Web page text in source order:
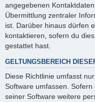
angegebenen
Übermittlung zentraler
ist. Darüber hinaus dürfen
kontaktieren, sofern du
gestattet hast.
GELTUNGSBEREICH
Diese Richtlinie umfasst
Software umfassen.
seiner Software weitere